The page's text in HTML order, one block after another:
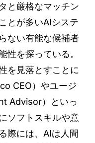
と厳格なマッチン
とが多いAIシステ
ない有能な候補者
性を探っている。
を見落とすことに
CEO）やユージ
Advisor）といっ
ソフトスキルや意
際には、AIは人間